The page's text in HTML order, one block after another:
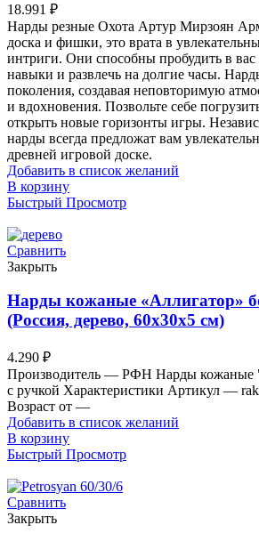
18.991 ₽
Нарды резные Охота Артур Мирзоян
доска и фишки, это врата в
интриги. Они способны пробудить в вас
навыки и развлечь на долгие часы.
поколения, создавая неповторимую
и вдохновения. Позвольте себе
открыть новые горизонты игры.
нарды всегда предложат вам
древней игровой доске.
Добавить в список желаний
В корзину
Быстрый Просмотр
Сравнить
Закрыть
Нарды кожаные «Аллигатор»
(Россия, дерево, 60х30х5 см)
4.290 ₽
Производитель — РФН Нарды кожаные
с ручкой Характеристики Артикул —
Возраст от —
Добавить в список желаний
В корзину
Быстрый Просмотр
Сравнить
Закрыть